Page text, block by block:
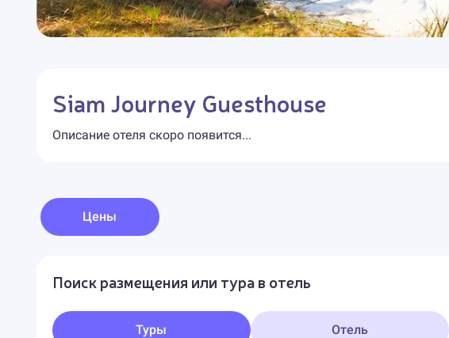
Siam Journey Guesthouse
Описание отеля скоро появится...
Цены
Поиск размещения или тура в отель
Туры Отель